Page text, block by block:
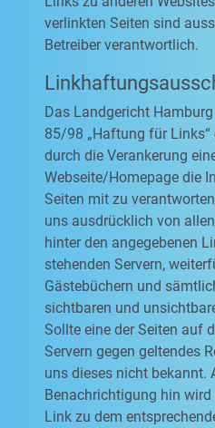
verlinkten Seiten sind
Betreiber verantwortlich.
Das Landgericht
85/98 „Haftung für Links“
durch die Verankerung
Webseite/Homepage die
Seiten mit zu
uns ausdrücklich von
hinter den angegebenen
stehenden Servern,
Gästebüchern und
sichtbaren und
Sollte eine der Seiten auf
Servern gegen geltendes
uns dieses nicht bekannt.
Benachrichtigung hin
Link zu dem